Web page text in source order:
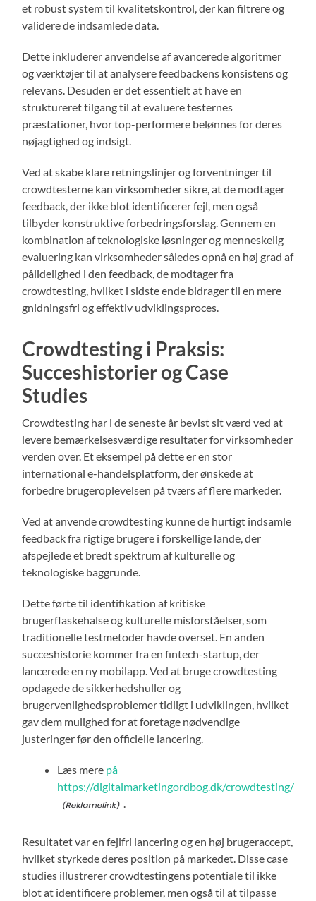
et robust system til kvalitetskontrol, der kan filtrere og
validere de indsamlede data.
Dette inkluderer anvendelse af avancerede algoritmer
og værktøjer til at analysere feedbackens konsistens og
relevans. Desuden er det essentielt at have en
struktureret tilgang til at evaluere testernes
præstationer, hvor top-performere belønnes for deres
nøjagtighed og indsigt.
Ved at skabe klare retningslinjer og forventninger til
crowdtesterne kan virksomheder sikre, at de modtager
feedback, der ikke blot identificerer fejl, men også
tilbyder konstruktive forbedringsforslag. Gennem en
kombination af teknologiske løsninger og menneskelig
evaluering kan virksomheder således opnå en høj grad af
pålidelighed i den feedback, de modtager fra
crowdtesting, hvilket i sidste ende bidrager til en mere
gnidningsfri og effektiv udviklingsproces.
Crowdtesting i Praksis:
Succeshistorier og Case
Studies
Crowdtesting har i de seneste år bevist sit værd ved at
levere bemærkelsesværdige resultater for virksomheder
verden over. Et eksempel på dette er en stor
international e-handelsplatform, der ønskede at
forbedre brugeroplevelsen på tværs af flere markeder.
Ved at anvende crowdtesting kunne de hurtigt indsamle
feedback fra rigtige brugere i forskellige lande, der
afspejlede et bredt spektrum af kulturelle og
teknologiske baggrunde.
Dette førte til identifikation af kritiske
brugerflaskehalse og kulturelle misforståelser, som
traditionelle testmetoder havde overset. En anden
succeshistorie kommer fra en fintech-startup, der
lancerede en ny mobilapp. Ved at bruge crowdtesting
opdagede de sikkerhedshuller og
brugervenlighedsproblemer tidligt i udviklingen, hvilket
gav dem mulighed for at foretage nødvendige
justeringer før den officielle lancering.
Læs mere på
https://digitalmarketingordbog.dk/crowdtesting/
.
Resultatet var en fejlfri lancering og en høj brugeraccept,
hvilket styrkede deres position på markedet. Disse case
studies illustrerer crowdtestingens potentiale til ikke
blot at identificere problemer, men også til at tilpasse